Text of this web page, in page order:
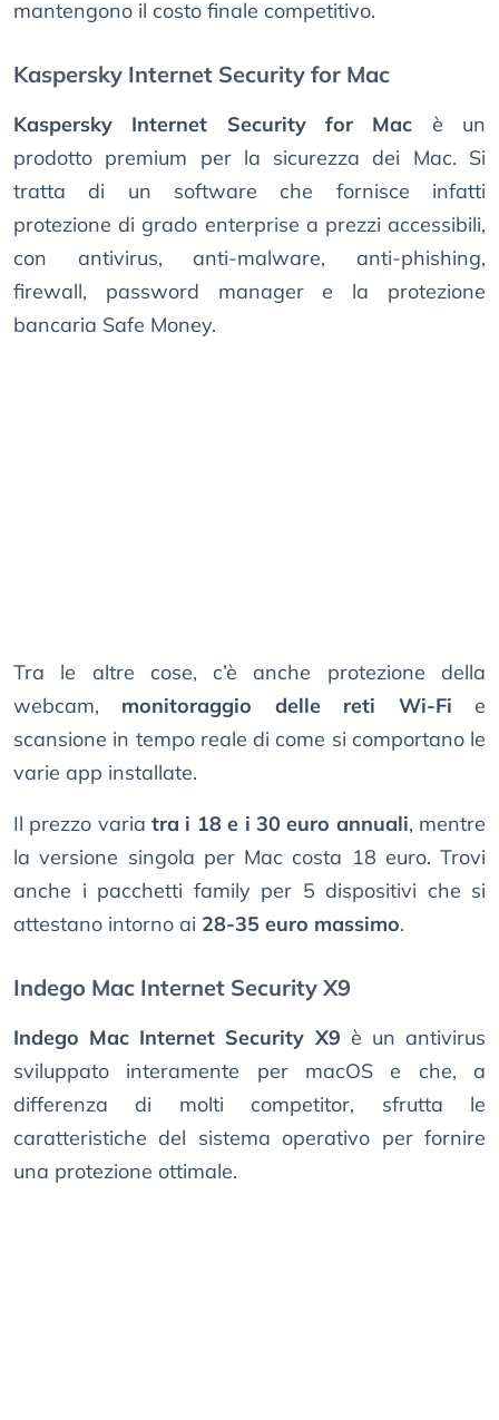
mantengono il costo finale competitivo.
Kaspersky Internet Security for Mac
Kaspersky Internet Security for Mac è un
prodotto premium per la sicurezza dei Mac. Si
tratta di un software che fornisce infatti
protezione di grado enterprise a prezzi accessibili,
con antivirus, anti-malware, anti-phishing,
firewall, password manager e la protezione
bancaria Safe Money.
Tra le altre cose, c’è anche protezione della
webcam, monitoraggio delle reti Wi-Fi e
scansione in tempo reale di come si comportano le
varie app installate.
Il prezzo variatra i 18 e i 30 euro annuali, mentre
la versione singola per Mac costa 18 euro. Trovi
anche i pacchetti family per 5 dispositivi che si
attestano intorno ai 28-35 euro massimo.
Indego Mac Internet Security X9
Indego Mac Internet Security X9 è un antivirus
sviluppato interamente per macOS e che, a
differenza di molti competitor, sfrutta le
caratteristiche del sistema operativo per fornire
una protezione ottimale.